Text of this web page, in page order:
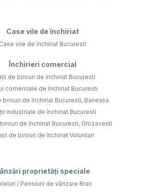
Case vile de închiriat
Case vile de închiriat Bucuresti
Închirieri comercial
de birouri de închiriat Bucuresti
comerciale de închiriat Bucuresti
birouri de închiriat Bucuresti, Baneasa
industriale de închiriat Bucuresti
de închiriat Bucuresti, Grozavesti
de birouri de închiriat Voluntari
proprietăți speciale
/ Pensiuni de vânzare Bran